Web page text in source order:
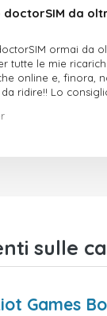
doctorSIM da
ormai da
tutte le mie
online e, finora,
ridire!! Lo
sulle
Games